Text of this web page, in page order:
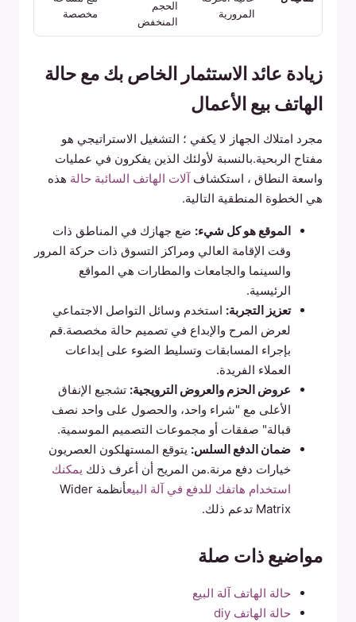
المرورية
الحجم
المنخفض
مخصصة
زيادة عائد الاستثمار الخاص بك مع حالة
الهاتف بيع الأعمال
مجرد امتلاك الجهاز لا يكفي ؛ التشغيل الاستراتيجي هو
مفتاح الربحية.بالنسبة لأولئك الذين يفكرون في عمليات
واسعة النطاق ، استكشافآلات الهاتف السائبة حالة هذه
هي الخطوة المنطقية التالية.
الموقع هو كل شيء: ضع جهازك في المناطق ذات
وقت الإقامة العالي ومراكز التسوق ذات حركة المرور
والسينما والجامعات والمطارات هي المواقع
الرئيسية.
تعزيز التجربة: استخدم وسائل التواصل الاجتماعي
لعرض المرح والإبداع في تصميم حالة مخصصة.قم
بإجراء المسابقات وتسليط الضوء على إبداعات
العملاء الفريدة.
عروض الحزم والعروض الترويجية: تشجيع الإنفاق
الأعلى مع "شراء واحد، والحصول على واحد نصف
قبالة" صفقات أو مجموعات التصميم الموسمية.
ضمان الدفع السلس: يتوقع المستهلكون العصريون
خيارات دفع مرنة.من المريح أن أعرف ذلك يمكنك
استخدام هاتفك للدفع في آلة البيع
أنظمة Wider
Matrix تدعم ذلك.
مواضيع ذات صلة
حالة الهاتف آلة البيع
حالة الهاتف diy